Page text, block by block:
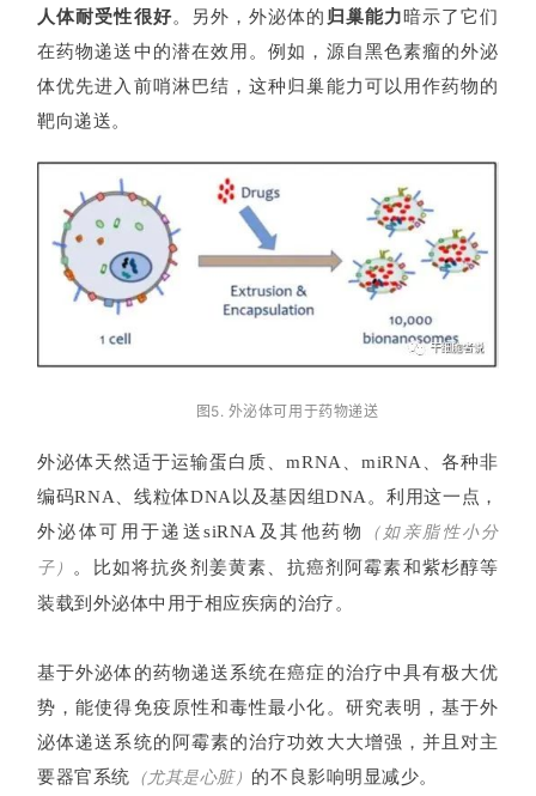
临
床
转
化
们
登录 注册
人体耐受性很好。另外，外泌体的 归巢能力 暗示了它们
在药物递送中的潜在效用。例如，源自黑色素瘤的外泌
体优先进入前哨淋巴结，这种归巢能力可以用作药物的
靶向递送。
图5. 外泌体可用于药物递送
外泌体天然适于运输蛋白质、mRNA、miRNA、各种非
编码RNA、线粒体DNA以及基因组DNA。利用这一点，
外泌体可用于递送siRNA及其他药物
（如亲脂性小分
子）
。比如将抗炎剂姜黄素、抗癌剂阿霉素和紫杉醇等
装载到外泌体中用于相应疾病的治疗。
基于外泌体的药物递送系统在癌症的治疗中具有极大优
势，能使得免疫原性和毒性最小化。研究表明，基于外
泌体递送系统的阿霉素的治疗功效大大增强，并且对主
要器官系统 （尤其是心脏） 的不良影响明显减少。